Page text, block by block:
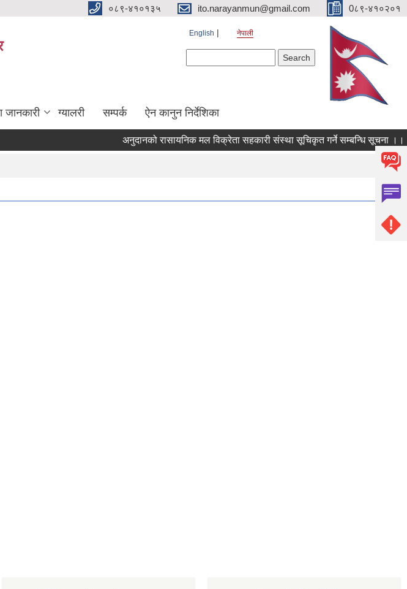
०८९-४१०१३५ ito.narayanmun@gmail.com 0८९-४१०२०१
English नेपाली
जानकारी ग्यालरी सम्पर्क ऐन कानुन निर्देशिका
अनुदानको रासायनिक मल विक्रेता सहकारी संस्था सूचिकृत गर्ने सम्बन्धि सूचना ।।